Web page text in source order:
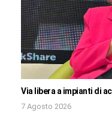
Via libera a impianti di
7 Agosto 2026